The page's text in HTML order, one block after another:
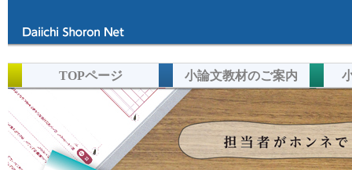
TOPページ 小論文教材のご案内